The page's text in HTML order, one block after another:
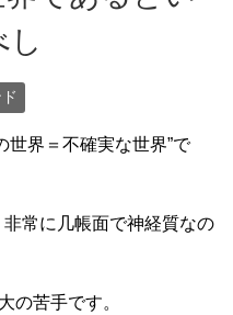
し
世界＝不確実な世界”で
常に几帳面で神経質なの
の苦手です。